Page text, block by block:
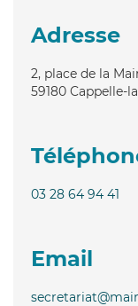
Adresse
2, place de la
59180 Cappelle-
03 28 64 94 41
Email